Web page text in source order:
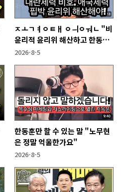
ㅈㅗㄱㅕㅇㅌㅐ ㅇㅢㅇㅝㄴ "비
윤리적 윤리위 해산하고 한동훈
복당 시켜야"
2026-8-5
한동훈만 할 수 있는 말 "노무현
은 정말 억울한가요"
2026-8-5